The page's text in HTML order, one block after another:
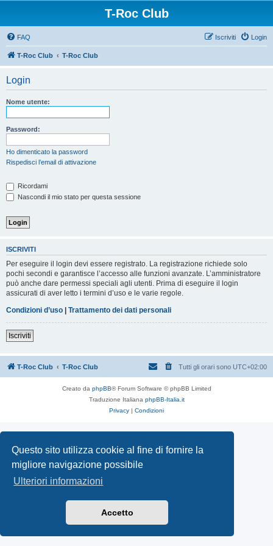
Questo sito utilizza cookie al fine di fornire la
migliore navigazione possibile
Ulteriori informazioni
Accetto
T-Roc Club
FAQ Login
Iscriviti
T-Roc Club T-Roc Club
Login
Nome utente:
Password:
Ho dimenticato la password
Rispedisci l’email di attivazione
Ricordami
Nascondi il mio stato per questa sessione
ISCRIVITI
Per eseguire il login devi essere registrato. La registrazione richiede solo
pochi secondi e garantisce l’accesso alle funzioni avanzate. L’amministratore
può anche dare permessi speciali agli utenti. Prima di eseguire il login
assicurati di aver letto i termini d’uso e le varie regole.
Condizioni d’uso | Trattamento dei dati personali
Iscriviti
T-Roc Club T-Roc Club Tutti gli orari sono UTC+02:00
Creato da phpBB® Forum Software © phpBB Limited
Traduzione Italiana phpBB-Italia.it
Privacy | Condizioni